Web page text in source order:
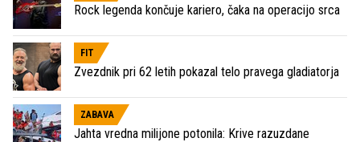
Rock legenda končuje kariero, čaka na operacijo srca
FIT
Zvezdnik pri 62 letih pokazal telo pravega gladiatorja
ZABAVA
Jahta vredna milijone potonila: Krive razuzdane